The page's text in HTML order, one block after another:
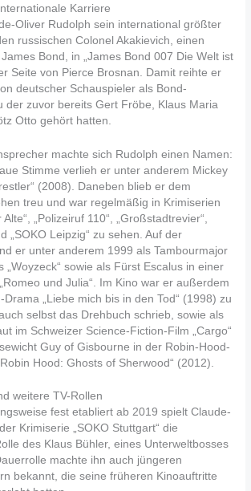
Karriere
Oliver Rudolph sein international größter
russischen Colonel Akakievich, einen
Bond, in „James Bond 007 Die Welt ist
Seite von Pierce Brosnan. Damit reihte er
deutscher Schauspieler als Bond-
der zuvor bereits Gert Fröbe, Klaus Maria
Otto gehört hatten.
machte sich Rudolph einen Namen:
Stimme verlieh er unter anderem Mickey
(2008). Daneben blieb er dem
treu und war regelmäßig in Krimiserien
Alte“, „Polizeiruf 110“, „Großstadtrevier“,
„SOKO Leipzig“ zu sehen. Auf der
er unter anderem 1999 als Tambourmajor
„Woyzeck“ sowie als Fürst Escalus in einer
und Julia“. Im Kino war er außerdem
„Liebe mich bis in den Tod“ (1998) zu
selbst das Drehbuch schrieb, sowie als
im Schweizer Science-Fiction-Film „Cargo“
Guy of Gisbourne in der Robin-Hood-
Hood: Ghosts of Sherwood“ (2012).
weitere TV-Rollen
fest etabliert ab 2019 spielt Claude-
Krimiserie „SOKO Stuttgart“ die
des Klaus Bühler, eines Unterweltbosses
machte ihn auch jüngeren
bekannt, die seine früheren Kinoauftritte